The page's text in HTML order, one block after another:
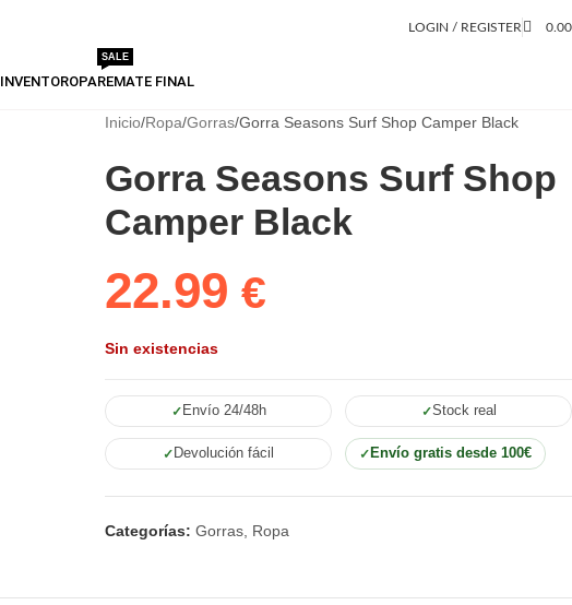
LOGIN / REGISTER
INVENTOROPAREMATE FINAL
SALE
Inicio Ropa Gorras Gorra Seasons Surf Shop Camper Black
Gorra Seasons Surf Shop
Camper Black
22.99€
Sin existencias
Envío 24/48h Stock real
Devolución fácil Envío gratis desde 100€
Categorías: Gorras Ropa